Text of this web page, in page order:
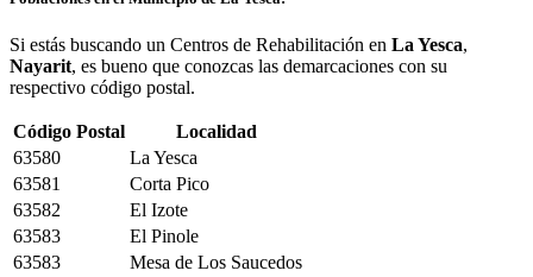
Si estás buscando un Centros de Rehabilitación en La Yesca,
Nayarit, es bueno que conozcas las demarcaciones con su
respectivo código postal.
Código Postal
Localidad
63580
La Yesca
63581
Corta Pico
63582
El Izote
63583
El Pinole
63583
Mesa de Los Saucedos